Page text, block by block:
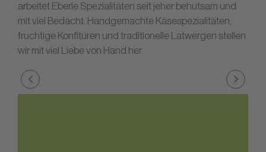
arbeitet Eberle Spezialitäten seit jeher behutsam und
mit viel Bedacht: Handgemachte Käsespezialitäten,
fruchtige Konfitüren und traditionelle Latwergen stellen
wir mit viel Liebe von Hand her.